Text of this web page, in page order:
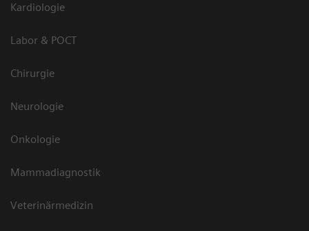
Kardiologie
Labor & POCT
Chirurgie
Neurologie
Onkologie
Mammadiagnostik
Veterinärmedizin